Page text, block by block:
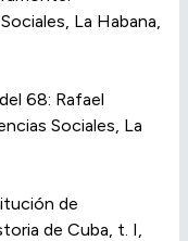
La Habana,
68: Rafael
Sociales, La
de
de Cuba, t. I,